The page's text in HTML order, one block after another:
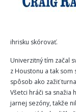
ihrisku skórovať.
Univerzitný tím začal
z Houstonu a tak
spôsob ako zažiť
Všetci hráči sa
jarnej sezóny, takže